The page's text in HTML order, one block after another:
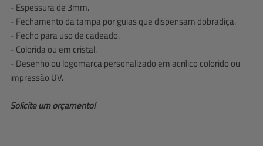
- Espessura de 3mm.
- Fechamento da tampa por guias que dispensam dobradiça.
- Fecho para uso de cadeado.
- Colorida ou em cristal.
- Desenho ou logomarca personalizado em acrílico colorido ou
impressão UV.
Solicite um orçamento!